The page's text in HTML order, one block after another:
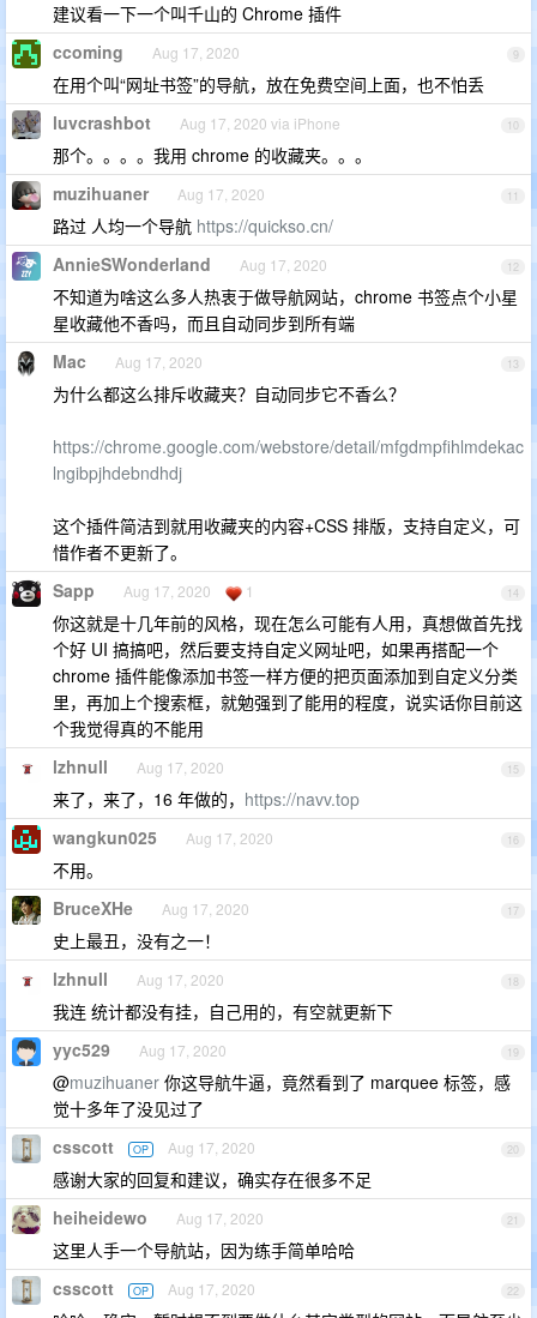
建议看一下一个叫千山的 Chrome 插件
9
ccoming Aug 17, 2020
在用个叫“网址书签”的导航，放在免费空间上面，也不怕丢
10
luvcrashbot Aug 17, 2020 via iPhone
那个。。。。我用 chrome 的收藏夹。。。
11
muzihuaner Aug 17, 2020
路过 人均一个导航 https://quickso.cn/
12
AnnieSWonderland Aug 17, 2020
不知道为啥这么多人热衷于做导航网站，chrome 书签点个小星
星收藏他不香吗，而且自动同步到所有端
13
Mac Aug 17, 2020
为什么都这么排斥收藏夹？自动同步它不香么？
https://chrome.google.com/webstore/detail/mfgdmpfihlmdekac
lngibpjhdebndhdj
这个插件简洁到就用收藏夹的内容+CSS 排版，支持自定义，可
惜作者不更新了。
14
Sapp Aug 17, 2020 1
你这就是十几年前的风格，现在怎么可能有人用，真想做首先找
个好 UI 搞搞吧，然后要支持自定义网址吧，如果再搭配一个
chrome 插件能像添加书签一样方便的把页面添加到自定义分类
里，再加上个搜索框，就勉强到了能用的程度，说实话你目前这
个我觉得真的不能用
15
lzhnull Aug 17, 2020
来了，来了，16 年做的， https://navv.top
16
wangkun025 Aug 17, 2020
不用。
17
BruceXHe Aug 17, 2020
史上最丑，没有之一！
18
lzhnull Aug 17, 2020
我连 统计都没有挂，自己用的，有空就更新下
19
yyc529 Aug 17, 2020
@muzihuaner 你这导航牛逼，竟然看到了 marquee 标签，感
觉十多年了没见过了
20
csscott OP Aug 17, 2020
感谢大家的回复和建议，确实存在很多不足
21
heiheidewo Aug 17, 2020
这里人手一个导航站，因为练手简单哈哈
22
csscott OP Aug 17, 2020